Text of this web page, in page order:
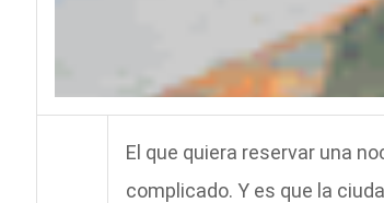
El que quiera reservar una
complicado. Y es que la